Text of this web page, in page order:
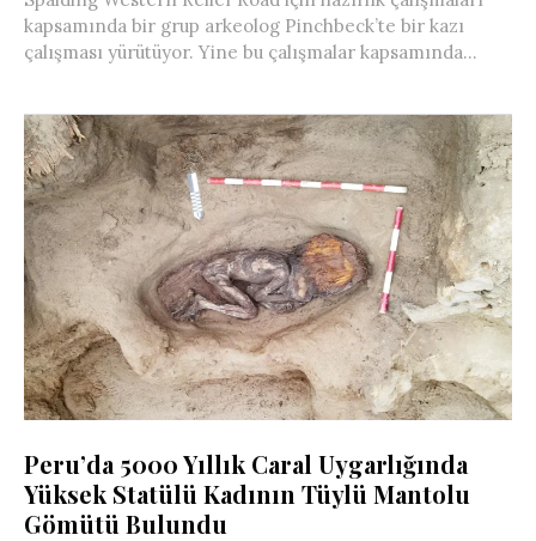
kapsamında bir grup arkeolog Pinchbeck’te bir kazı
çalışması yürütüyor. Yine bu çalışmalar kapsamında...
Peru’da 5000 Yıllık Caral Uygarlığında
Yüksek Statülü Kadının Tüylü Mantolu
Gömütü Bulundu